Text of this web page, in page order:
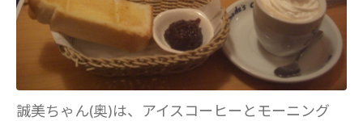
誠美ちゃん(奥)は、アイスコーヒーとモーニング